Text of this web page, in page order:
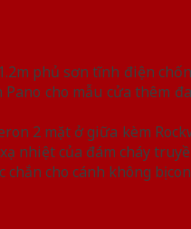
phủ sơn tĩnh điện
cho mẫu cửa thêm
2 mặt ở giữa kèm
nhiệt của đám cháy
cho cánh không bị